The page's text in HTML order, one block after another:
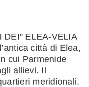
DEI" ELEA-VELIA
città di Elea,
cui Parmenide
allievi. Il
meridionali,